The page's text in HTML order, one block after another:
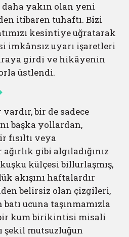
yakın olan yeni
itibaren tuhaftı. Bizi
kesintiye uğratarak
imkânsız uyarı işaretleri
girdi ve hikâyenin
üstlendi.
bir de sadece
başka yollardan,
fısıltı veya
gibi algıladığınız
külçesi billurlaşmış,
akışını haftalardır
belirsiz olan çizgileri,
ucuna taşınmamızla
kum birikintisi misali
şekil mutsuzluğun